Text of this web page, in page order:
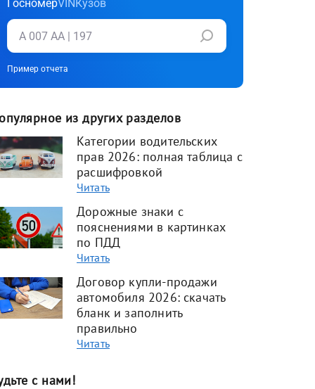
ГосномерVINКузов
Пример отчета
из других разделов
Категории водительских
прав 2026: полная таблица с
расшифровкой
Читать
Дорожные знаки с
пояснениями в картинках
по ПДД
Читать
Договор купли-продажи
автомобиля 2026: скачать
бланк и заполнить
правильно
Читать
с нами!